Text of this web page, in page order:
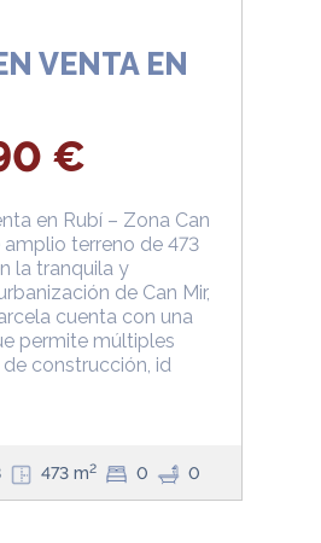
VENTA EN
€
en Rubí – Zona Can
amplio terreno de 473
la tranquila y
de Can Mir,
cuenta con una
permite múltiples
construcción, id
473 m2 0 0